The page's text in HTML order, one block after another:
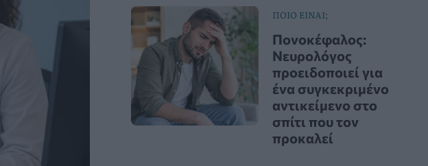
ΠΟΙΟ ΕΙΝΑΙ;
Πονοκέφαλος:
Νευρολόγος
προειδοποιεί για
ένα συγκεκριμένο
αντικείμενο στο
σπίτι που τον
προκαλεί